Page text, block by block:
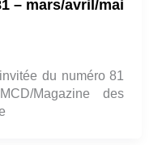
– mars/avril/mai
du numéro 81
Magazine des